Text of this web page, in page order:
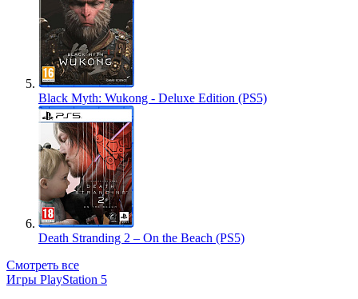
Black Myth: Wukong - Deluxe Edition (PS5)
Death Stranding 2 – On the Beach (PS5)
Смотреть все
Игры PlayStation 5